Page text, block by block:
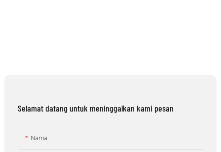
Selamat datang untuk meninggalkan kami pesan
Nama